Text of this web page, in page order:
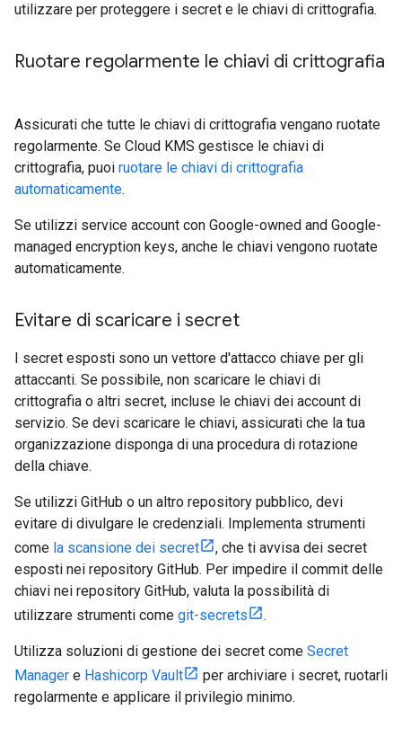
utilizzare per proteggere i secret e le chiavi di crittografia.
Ruotare regolarmente le chiavi di crittografia
Assicurati che tutte le chiavi di crittografia vengano ruotate
regolarmente. Se Cloud KMS gestisce le chiavi di
crittografia, puoi ruotare le chiavi di crittografia
automaticamente.
Se utilizzi service account con Google-owned and Google-
managed encryption keys, anche le chiavi vengono ruotate
automaticamente.
Evitare di scaricare i secret
I secret esposti sono un vettore d'attacco chiave per gli
attaccanti. Se possibile, non scaricare le chiavi di
crittografia o altri secret, incluse le chiavi dei account di
servizio. Se devi scaricare le chiavi, assicurati che la tua
organizzazione disponga di una procedura di rotazione
della chiave.
Se utilizzi GitHub o un altro repository pubblico, devi
evitare di divulgare le credenziali. Implementa strumenti
come la scansione dei secret
, che ti avvisa dei secret
esposti nei repository GitHub. Per impedire il commit delle
chiavi nei repository GitHub, valuta la possibilità di
utilizzare strumenti come git-secrets .
Utilizza soluzioni di gestione dei secret come Secret
Manager e Hashicorp Vault
per archiviare i secret, ruotarli
regolarmente e applicare il privilegio minimo.